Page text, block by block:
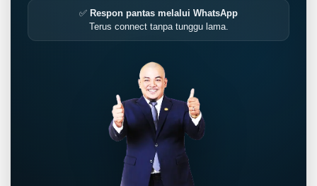
✅ Respon pantas melalui WhatsApp
Terus connect tanpa tunggu lama.